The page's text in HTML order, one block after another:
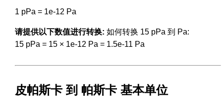
1 pPa = 1e-12 Pa
请提供以下数值进行转换: 如何转换 15 pPa 到 Pa:
15 pPa = 15 × 1e-12 Pa = 1.5e-11 Pa
皮帕斯卡 到 帕斯卡 基本单位